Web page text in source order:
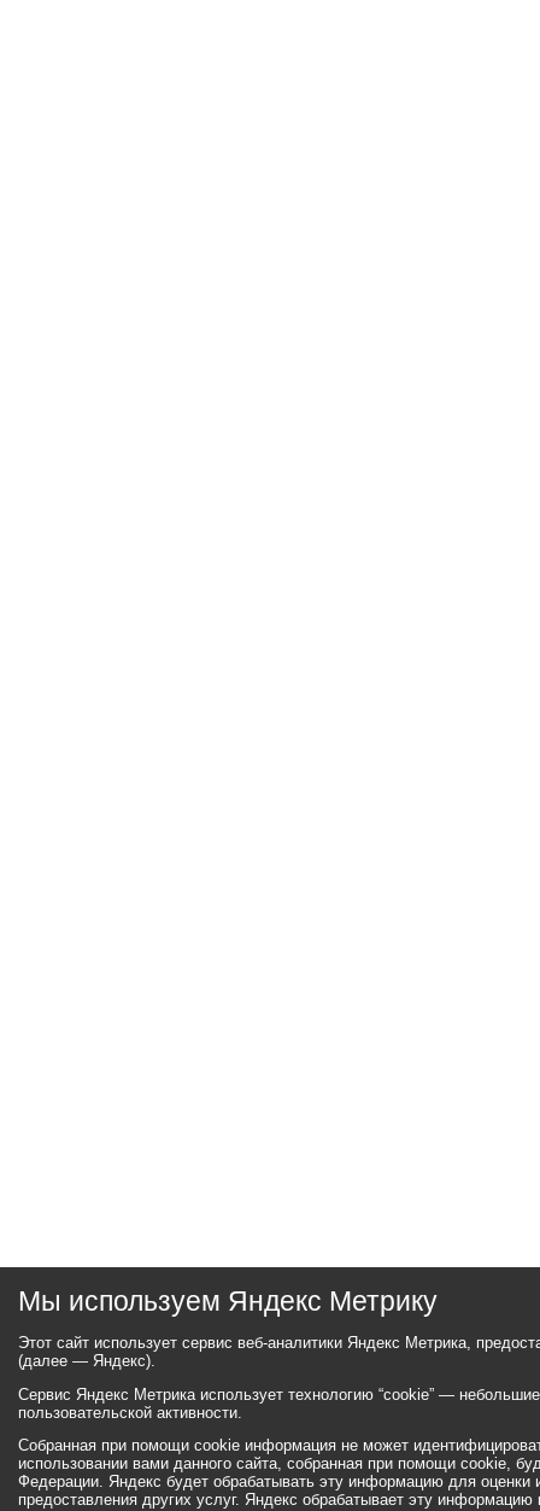
Мы используем Яндекс Метрику
Этот сайт использует сервис веб-аналитики Яндекс Метрика,
(далее — Яндекс).
Сервис Яндекс Метрика использует технологию “cookie” —
пользовательской активности.
Собранная при помощи cookie информация не может
использовании вами данного сайта, собранная при помощи cookie,
Федерации. Яндекс будет обрабатывать эту информацию для оценки
предоставления других услуг. Яндекс обрабатывает эту